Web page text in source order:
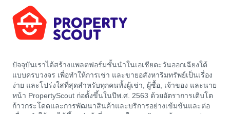
ปัจจุบันเราได้สร้างแพลตฟอร์มชั้นนำในเอเชียตะวันออกเฉียงใต้
แบบครบวงจร เพื่อทำให้การเช่า และขายอสังหาริมทรัพย์เป็นเรื่อง
ง่าย และโปร่งใสที่สุดสำหรับทุกคนทั้งผู้เช่า, ผู้ซื้อ, เจ้าของ และนาย
หน้า PropertyScout ก่อตั้งขึ้นในปีพ.ศ. 2563 ด้วยอัตราการเติบโต
ก้าวกระโดดและการพัฒนาสินค้าและบริการอย่างเข้มข้นและต่อ